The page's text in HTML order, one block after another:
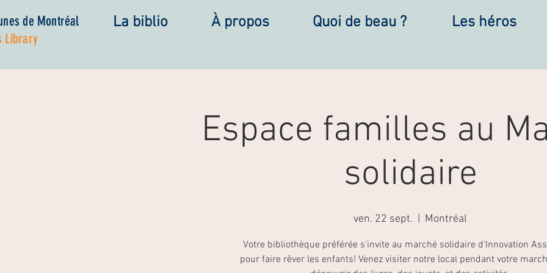
de Montréal
Library
La biblio À propos Quoi de beau ? Les héros
Espace familles au
solidaire
ven. 22 sept. Montréal
Votre bibliothèque préférée s'invite au marché solidaire d'Innovation
pour faire rêver les enfants! Venez visiter notre local pendant votre